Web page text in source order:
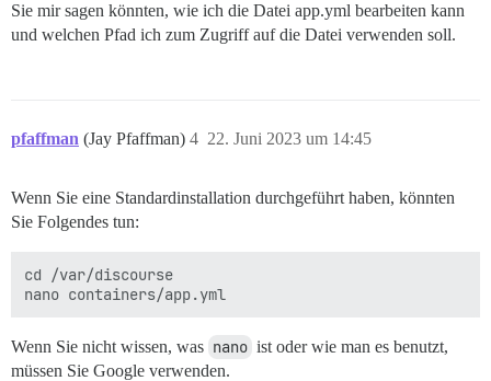
Sie mir sagen könnten, wie ich die Datei app.yml bearbeiten kann
und welchen Pfad ich zum Zugriff auf die Datei verwenden soll.
pfaffman (Jay Pfaffman) 22. Juni 2023 um 14:45
4
Wenn Sie eine Standardinstallation durchgeführt haben, könnten
Sie Folgendes tun:
cd /var/discourse
Wenn Sie nicht wissen, was nano ist oder wie man es benutzt,
müssen Sie Google verwenden.